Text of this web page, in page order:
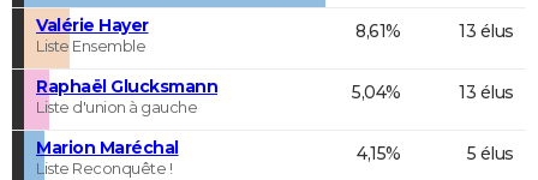
Valérie Hayer
Liste Ensemble
8,61% 13 élus
Raphaël Glucksmann
Liste d'union à gauche
5,04% 13 élus
Marion Maréchal
Liste Reconquête !
4,15% 5 élus